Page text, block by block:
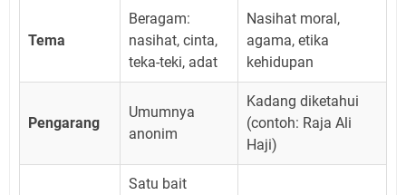
Tema
Beragam:
nasihat, cinta,
teka-teki, adat
Nasihat moral,
agama, etika
kehidupan
Pengarang
Umumnya
anonim
Kadang diketahui
(contoh: Raja Ali
Haji)
Satu bait